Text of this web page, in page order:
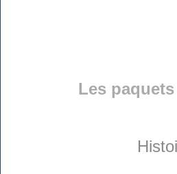
Les